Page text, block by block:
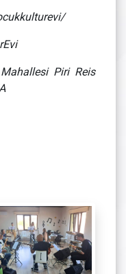
Piri Reis